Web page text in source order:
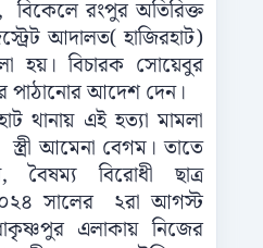
রংপুর অতিরিক্ত
আদালত( হাজিরহাট)
হয়। বিচারক সোয়েবুর
পাঠানোর আদেশ দেন।
থানায় এই হত্যা মামলা
আমেনা বেগম। তাতে
বিরোধী ছাত্র
সালের ২রা আগস্ট
এলাকায় নিজের